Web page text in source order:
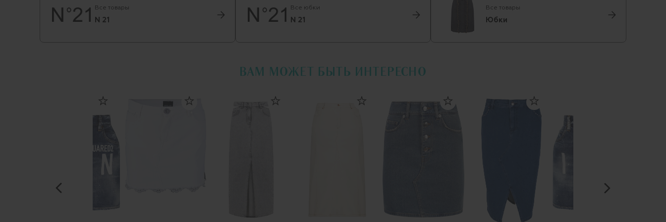
Все товары
N 21
Все юбки
N 21
Все товары
Юбки
ВАМ МОЖЕТ БЫТЬ ИНТЕРЕСНО